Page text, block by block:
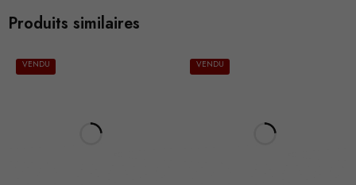
Produits similaires
VENDU VENDU